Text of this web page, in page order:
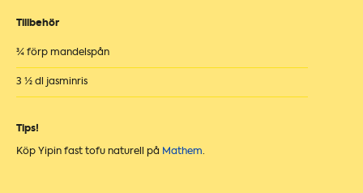
Tillbehör
¾ förp mandelspån
3 ½ dl jasminris
Tips!
Köp Yipin fast tofu naturell på Mathem.